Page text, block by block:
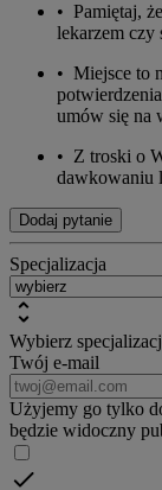
• Pamiętaj,
lekarzem czy
• Miejsce to
umów się na
• Z troski o
dawkowaniu
Dodaj pytanie
Specjalizacja
Wybierz
Twój e-mail
Użyjemy go tylko
będzie widoczny